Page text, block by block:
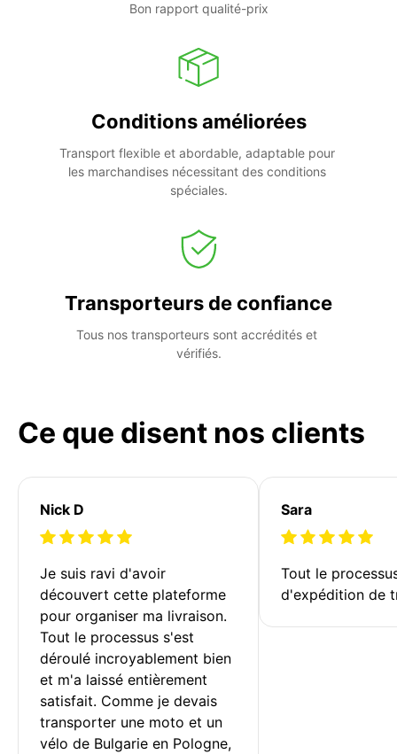
Bon rapport qualité-prix
Conditions améliorées
Transport flexible et abordable, adaptable pour
les marchandises nécessitant des conditions
spéciales.
Transporteurs de confiance
Tous nos transporteurs sont accrédités et
vérifiés.
Ce que disent nos clients
Nick D
Je suis ravi d'avoir
découvert cette plateforme
pour organiser ma livraison.
Tout le processus s'est
déroulé incroyablement bien
et m'a laissé entièrement
satisfait. Comme je devais
transporter une moto et un
vélo de Bulgarie en Pologne,
Sara
Tout le
d'expédition de